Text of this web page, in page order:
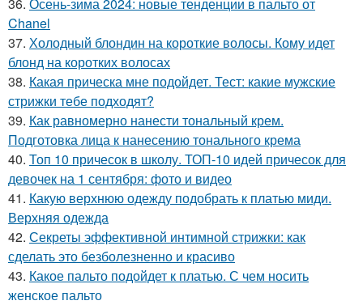
Chanel
37. Холодный блондин на короткие волосы. Кому идет
блонд на коротких волосах
38. Какая прическа мне подойдет. Тест: какие мужские
стрижки тебе подходят?
39. Как равномерно нанести тональный крем.
Подготовка лица к нанесению тонального крема
40. Топ 10 причесок в школу. ТОП-10 идей причесок для
девочек на 1 сентября: фото и видео
41. Какую верхнюю одежду подобрать к платью миди.
Верхняя одежда
42. Секреты эффективной интимной стрижки: как
сделать это безболезненно и красиво
43. Какое пальто подойдет к платью. С чем носить
женское пальто